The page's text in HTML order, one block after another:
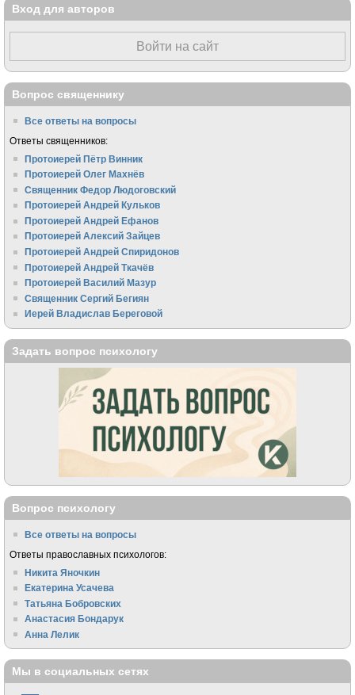
Вход для авторов
Войти на сайт
Вопрос священнику
Все ответы на вопросы
Ответы священников:
Протоиерей Пётр Винник
Протоиерей Олег Махнёв
Священник Федор Людоговский
Протоиерей Андрей Кульков
Протоиерей Андрей Ефанов
Протоиерей Алексий Зайцев
Протоиерей Андрей Спиридонов
Протоиерей Андрей Ткачёв
Протоиерей Василий Мазур
Священник Сергий Бегиян
Иерей Владислав Береговой
Задать вопрос психологу
Вопрос психологу
Все ответы на вопросы
Ответы православных психологов:
Никита Яночкин
Екатерина Усачева
Татьяна Бобровских
Анастасия Бондарук
Анна Лелик
Мы в социальных сетях